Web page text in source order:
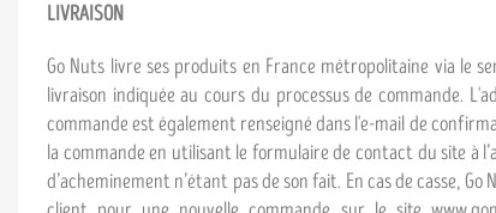
LIVRAISON
Go Nuts livre ses produits en France métropolitaine via le
livraison indiquée au cours du processus de commande.
commande est également renseigné dans l'e-mail de
la commande en utilisant le formulaire de contact du site à
d’acheminement n’étant pas de son fait. En cas de casse,